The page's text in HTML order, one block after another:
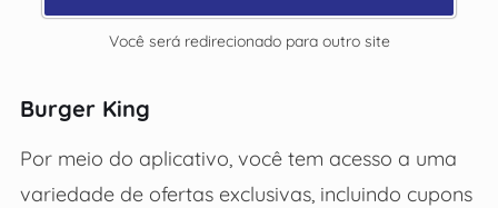
Você será redirecionado para outro site
Burger King
Por meio do aplicativo, você tem acesso a uma
variedade de ofertas exclusivas, incluindo cupons